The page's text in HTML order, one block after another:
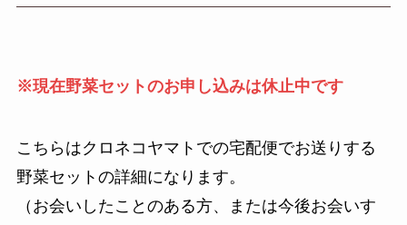
※現在野菜セットのお申し込みは休止中です
こちらはクロネコヤマトでの宅配便でお送りする
野菜セットの詳細になります。
（お会いしたことのある方、または今後お会いす